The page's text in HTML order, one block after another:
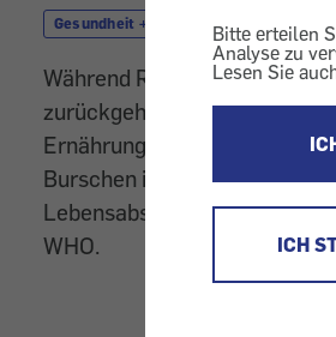
Bitte erteilen
Analyse zu
Lesen Sie
ICH
Gesundheit + Kosmetik
Während Rauchen und
zurückgehen, hält die WHO
Ernährung und mangelnde
Burschen im Alter von 15
Lebensabschnitt erworbene
WHO.